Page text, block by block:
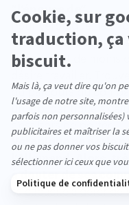
“l’épouse de”.
Pour Véronique, le
fort qu’elle ne
d’un enfant de moins
du parcours du
un job identique à
c’est hors de portée.
Véronique ne parle
l’Allemand. Alors,
sa capacité à gérer